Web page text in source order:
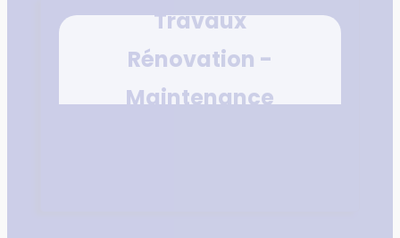
Travaux
Rénovation -
Maintenance